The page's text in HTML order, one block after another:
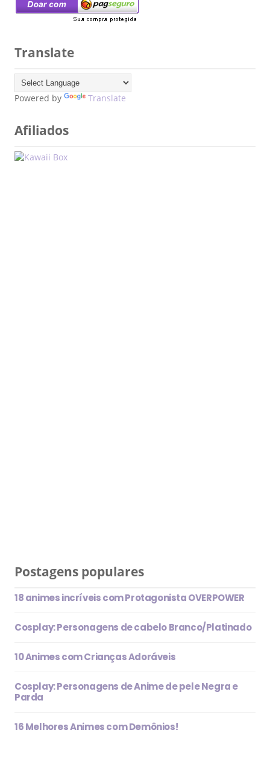
Translate
Powered by Translate
Afiliados
Postagens populares
18 animes incríveis com Protagonista OVERPOWER
Cosplay: Personagens de cabelo Branco/Platinado
10 Animes com Crianças Adoráveis
Cosplay: Personagens de Anime de pele Negra e
Parda
16 Melhores Animes com Demônios!